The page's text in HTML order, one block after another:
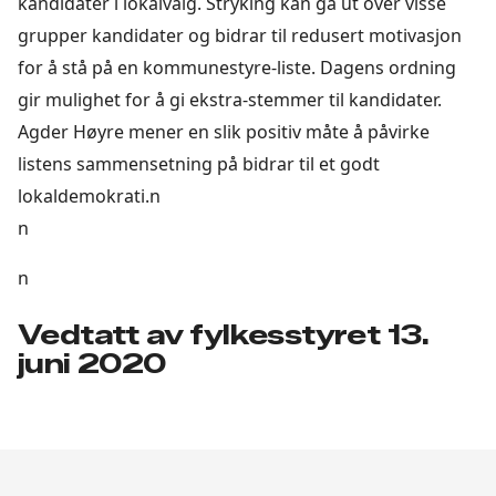
grupper kandidater og bidrar til redusert motivasjon
for å stå på en kommunestyre-liste. Dagens ordning
gir mulighet for å gi ekstra-stemmer til kandidater.
Agder Høyre mener en slik positiv måte å påvirke
listens sammensetning på bidrar til et godt
lokaldemokrati.n
n
n
Vedtatt av fylkesstyret 13.
juni 2020